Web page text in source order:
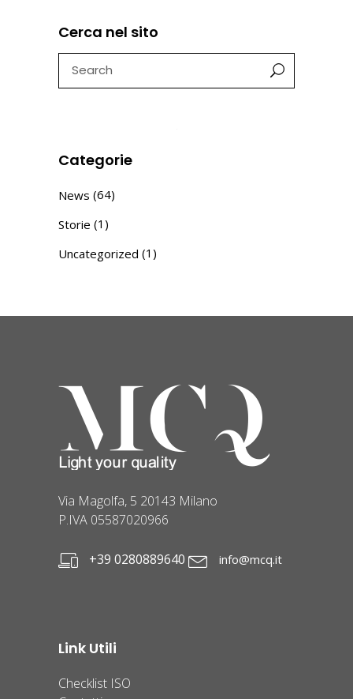
Cerca nel sito
Categorie
News (64)
Storie (1)
Uncategorized (1)
Via Magolfa, 5 20143 Milano
P.IVA 05587020966
+39 0280889640 info@mcq.it
Link Utili
Checklist ISO